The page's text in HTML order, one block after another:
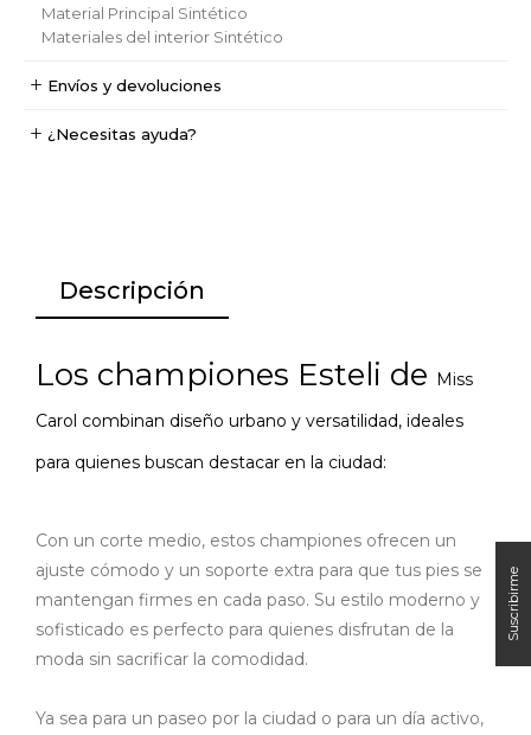
Material Principal Sintético
Materiales del interior Sintético
Envíos y devoluciones
¿Necesitas ayuda?
Descripción
Los championes Esteli de Miss
Carol combinan diseño urbano y versatilidad, ideales
para quienes buscan destacar en la ciudad:
Con un corte medio, estos championes ofrecen un
ajuste cómodo y un soporte extra para que tus pies se
mantengan firmes en cada paso. Su estilo moderno y
sofisticado es perfecto para quienes disfrutan de la
moda sin sacrificar la comodidad.
Ya sea para un paseo por la ciudad o para un día activo,